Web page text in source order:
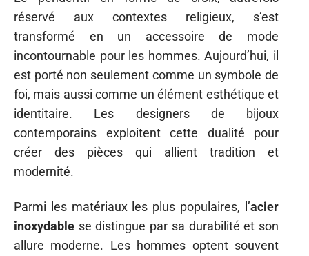
réservé aux contextes religieux, s’est
transformé en un accessoire de mode
incontournable pour les hommes. Aujourd’hui, il
est porté non seulement comme un symbole de
foi, mais aussi comme un élément esthétique et
identitaire. Les designers de bijoux
contemporains exploitent cette dualité pour
créer des pièces qui allient tradition et
modernité.
Parmi les matériaux les plus populaires, l’acier
inoxydable se distingue par sa durabilité et son
allure moderne. Les hommes optent souvent